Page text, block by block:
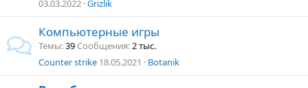
03.03.2022 Grizlik
Компьютерные игры
Темы 39 Сообщения 2 тыс.
Counter strike 18.05.2021 Botanik